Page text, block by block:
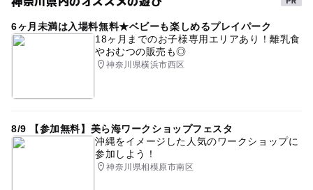
冬休み2025-2026 午後から遊べる
箱根 自然体験 夏休み自由研究 常設展示 生物
海の生き物 夏休み2026
6ヶ月未満は入場料無料★ベビーも楽しめるプレイパーク
18ヶ月までのお子様専用エリアあり！離乳食
やおむつの販売も◎
神奈川県横浜市西区
8/9 【参加無料】美ら海ワークショップフェスタ
沖縄をイメージした人気のワークショップに
参加しよう！
神奈川県相模原市南区